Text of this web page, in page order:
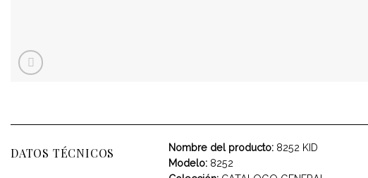
DATOS TÉCNICOS Nombre del producto: 8252 KID
Modelo: 8252